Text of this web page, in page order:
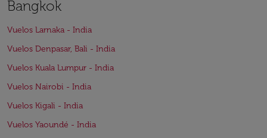
Bangkok
Vuelos Larnaka - India
Vuelos Denpasar, Bali - India
Vuelos Kuala Lumpur - India
Vuelos Nairobi - India
Vuelos Kigali - India
Vuelos Yaoundé - India